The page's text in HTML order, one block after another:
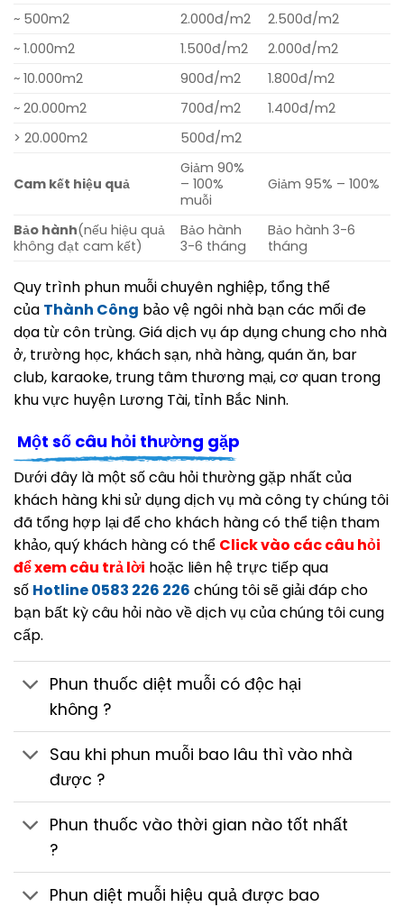
~ 500m2
2.000đ/m2
2.500đ/m2
~ 1.000m2
1.500đ/m2
2.000đ/m2
~ 10.000m2
900đ/m2
1.800đ/m2
~ 20.000m2
700đ/m2
1.400đ/m2
> 20.000m2
500đ/m2
Cam kết hiệu quả
Giảm 90%
– 100%
muỗi
Giảm 95% – 100%
Bảo hành(nếu hiệu quả
không đạt cam kết)
Bảo hành
3-6 tháng
Bảo hành 3-6
tháng
Quy trình phun muỗi chuyên nghiệp, tổng thể
của Thành Công bảo vệ ngôi nhà bạn các mối đe
dọa từ côn trùng. Giá dịch vụ áp dụng chung cho nhà
ở, trường học, khách sạn, nhà hàng, quán ăn, bar
club, karaoke, trung tâm thương mại, cơ quan trong
khu vực huyện Lương Tài, tỉnh Bắc Ninh.
Một số câu hỏi thường gặp
Dưới đây là một số câu hỏi thường gặp nhất của
khách hàng khi sử dụng dịch vụ mà công ty chúng tôi
đã tổng hợp lại để cho khách hàng có thể tiện tham
khảo, quý khách hàng có thể Click vào các câu hỏi
để xem câu trả lời hoặc liên hệ trực tiếp qua
số Hotline 0583 226 226 chúng tôi sẽ giải đáp cho
bạn bất kỳ câu hỏi nào về dịch vụ của chúng tôi cung
cấp.
Phun thuốc diệt muỗi có độc hại
không ?
Sau khi phun muỗi bao lâu thì vào nhà
được ?
Phun thuốc vào thời gian nào tốt nhất
?
Phun diệt muỗi hiệu quả được bao